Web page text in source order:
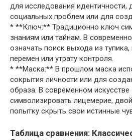
для исследования идентичности,
социальных проблем или для
* **Ключ:** Традиционно ключ
знаниям или тайнам. В
означать поиск выхода из
перемен или утрату контроля.
* **Маска:** В прошлом маска
сокрытия личности или для
образа. В современном
символизировать лицемерие,
попытку скрыть свои истинные
Таблица сравнения: